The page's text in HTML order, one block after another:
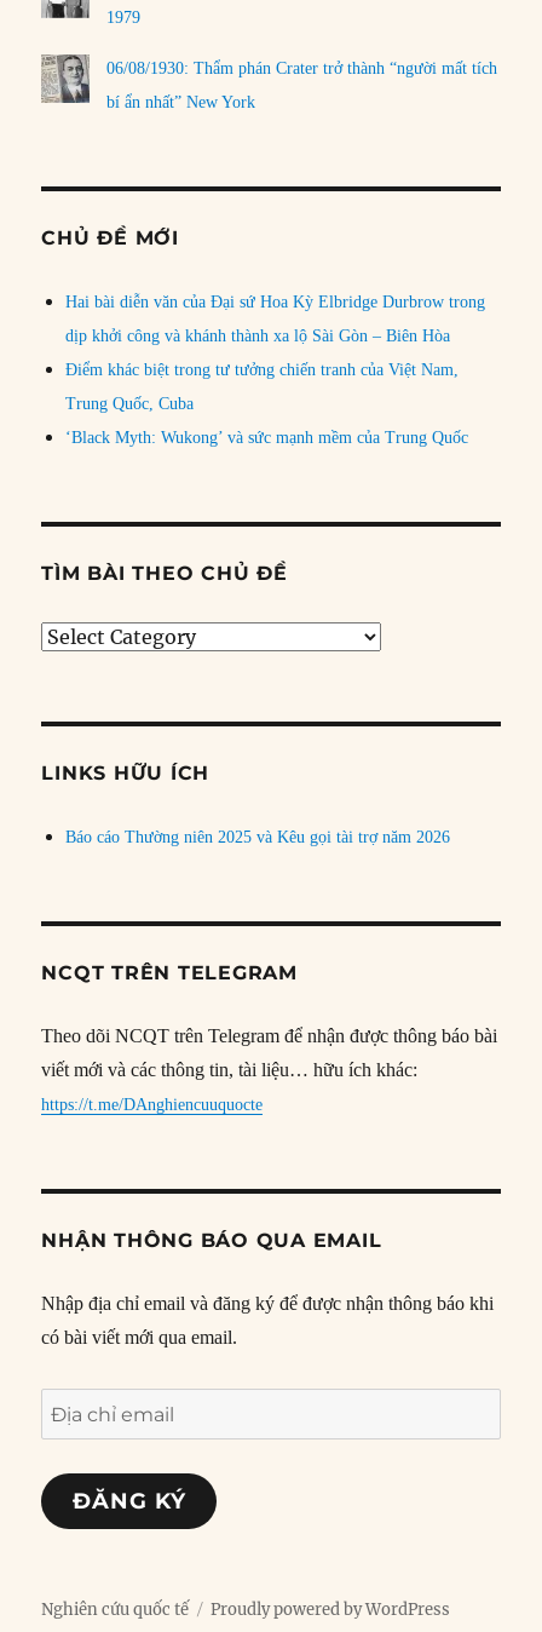
1979
06/08/1930: Thẩm phán Crater trở thành “người mất tích
bí ẩn nhất” New York
CHỦ ĐỀ MỚI
Hai bài diễn văn của Đại sứ Hoa Kỳ Elbridge Durbrow trong
dịp khởi công và khánh thành xa lộ Sài Gòn – Biên Hòa
Điểm khác biệt trong tư tưởng chiến tranh của Việt Nam,
Trung Quốc, Cuba
‘Black Myth: Wukong’ và sức mạnh mềm của Trung Quốc
TÌM BÀI THEO CHỦ ĐỀ
Tìm
đề
LINKS HỮU ÍCH
Báo cáo Thường niên 2025 và Kêu gọi tài trợ năm 2026
NCQT TRÊN TELEGRAM
Theo dõi NCQT trên Telegram để nhận được thông báo bài
viết mới và các thông tin, tài liệu… hữu ích khác:
https://t.me/DAnghiencuuquocte
NHẬN THÔNG BÁO QUA EMAIL
Nhập địa chỉ email và đăng ký để được nhận thông báo khi
có bài viết mới qua email.
Địa
chỉ
email
ĐĂNG KÝ
Nghiên cứu quốc tế Proudly powered by WordPress